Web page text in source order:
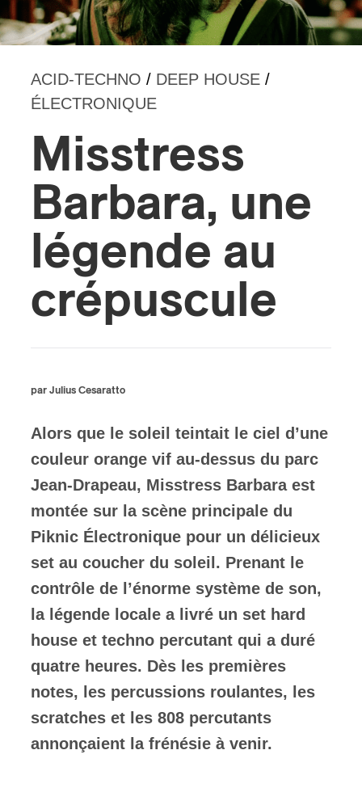
ACID-TECHNO / DEEP HOUSE /
ÉLECTRONIQUE
Misstress
Barbara, une
légende au
crépuscule
par Julius Cesaratto
Alors que le soleil teintait le ciel d’une
couleur orange vif au-dessus du parc
Jean-Drapeau, Misstress Barbara est
montée sur la scène principale du
Piknic Électronique pour un délicieux
set au coucher du soleil. Prenant le
contrôle de l’énorme système de son,
la légende locale a livré un set hard
house et techno percutant qui a duré
quatre heures. Dès les premières
notes, les percussions roulantes, les
scratches et les 808 percutants
annonçaient la frénésie à venir.